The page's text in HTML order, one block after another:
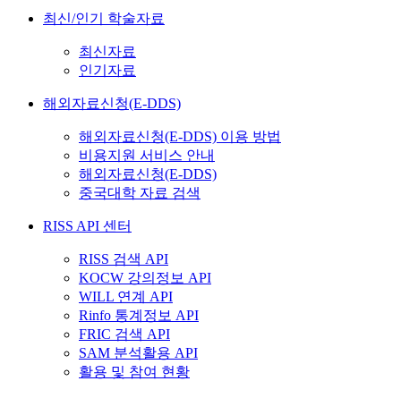
최신/인기 학술자료
최신자료
인기자료
해외자료신청(E-DDS)
해외자료신청(E-DDS) 이용 방법
비용지원 서비스 안내
해외자료신청(E-DDS)
중국대학 자료 검색
RISS API 센터
RISS 검색 API
KOCW 강의정보 API
WILL 연계 API
Rinfo 통계정보 API
FRIC 검색 API
SAM 분석활용 API
활용 및 참여 현황